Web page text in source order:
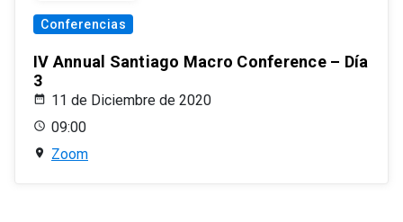
Conferencias
IV Annual Santiago Macro Conference – Día
3
11 de Diciembre de 2020
09:00
Zoom